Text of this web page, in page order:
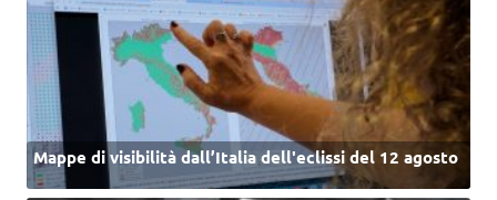
Mappe di visibilità dall’Italia dell'eclissi del 12 agosto